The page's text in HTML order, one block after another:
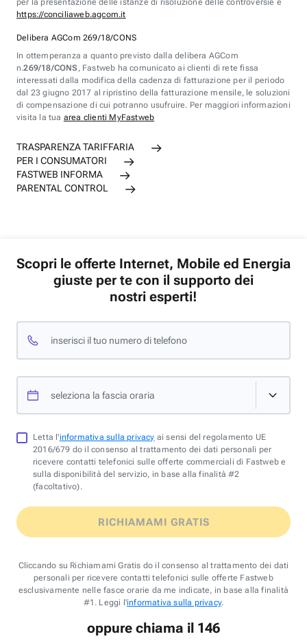
per la presentazione delle istanze di risoluzione delle controversie è
https://conciliaweb.agcom.it
Delibera AGCom 269/18/CONS
In ottemperanza a quanto previsto dalla delibera AGCom
n.269/18/CONS , Fastweb ha comunicato ai clienti di rete fissa
interessati dalla modifica della cadenza di fatturazione per il periodo
dal 23 giugno 2017 al ripristino della fatturazione mensile, le soluzioni
di compensazione di cui potranno usufruire. Per maggiori informazioni
visita la tua area clienti MyFastweb
TRASPARENZA TARIFFARIA
PER I CONSUMATORI
FASTWEB INFORMA
PARENTAL CONTROL
Scopri le offerte Internet, Mobile ed Energia
giuste per te con il supporto dei
nostri esperti!
inserisci il tuo numero di telefono
seleziona la fascia oraria
Letta l'informativa sulla privacy ai sensi del regolamento UE
2016/679 do il consenso al trattamento dei dati personali per
ricevere contatti telefonici sulle offerte commerciali di Fastweb e
sulla disponibilità del servizio, in base alla finalità #2
(facoltativo).
RICHIAMAMI GRATIS
Cliccando su Richiamami Gratis do il consenso al trattamento dei dati
personali per ricevere contatti telefonici sulle offerte Fastweb
esclusivamente nelle fasce orarie da me indicate, in base alla finalità
#1. Leggi l'informativa sulla privacy.
oppure chiama il 146